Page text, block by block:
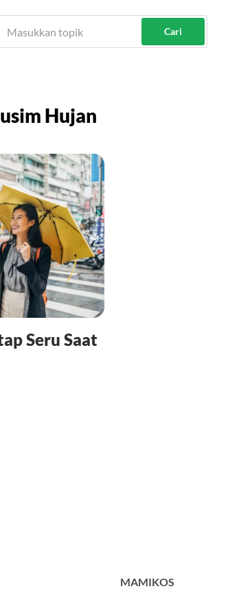
Cari
Hujan
Seru Saat
MAMIKOS